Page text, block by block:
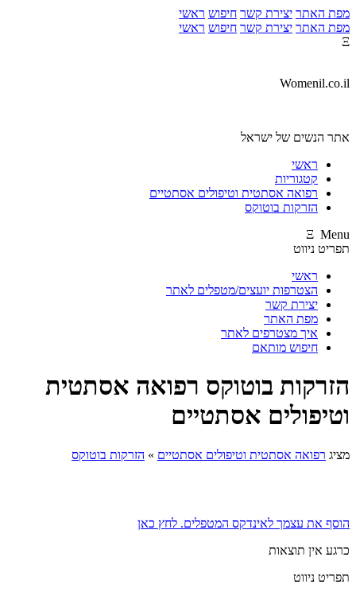
מפת האתר יצירת קשר חיפוש ראשי
מפת האתר יצירת קשר חיפוש ראשי
Ξ
Womenil.co.il
אתר הנשים של ישראל
ראשי
קטגוריות
רפואה אסתטית וטיפולים אסתטיים
הזרקות בוטוקס
Ξ Menu
תפריט ניווט
ראשי
הצטרפות יועצים/מטפלים לאתר
יצירת קשר
מפת האתר
איך מצטרפים לאתר
חיפוש מותאם
הזרקות בוטוקס רפואה אסתטית
וטיפולים אסתטיים
מציג רפואה אסתטית וטיפולים אסתטיים » הזרקות בוטוקס
הוסף את עצמך לאינדקס המטפלים. לחץ כאן
כרגע אין תוצאות
תפריט ניווט